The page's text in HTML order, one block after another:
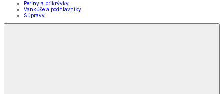
Periny a prikrývky
Vankúše a podhlavníky
Súpravy